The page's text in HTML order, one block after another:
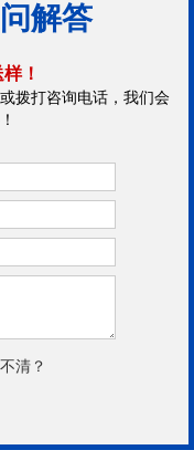
解答
！
拨打咨询电话，我们会
清？